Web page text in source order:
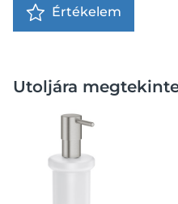
Értékelem
Utoljára